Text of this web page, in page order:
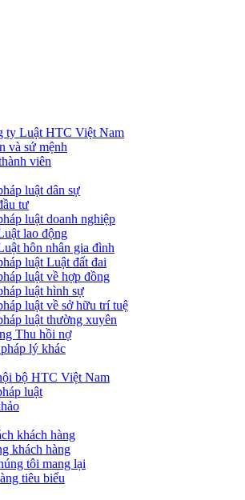
ty Luật HTC Việt Nam
và sứ mệnh
viên
luật dân sự
tư
luật doanh nghiệp
lao động
hôn nhân gia đình
luật Luật đất đai
luật về hợp đồng
luật hình sự
luật về sở hữu trí tuệ
luật thường xuyên
Thu hồi nợ
lý khác
bộ HTC Việt Nam
luật
khách hàng
khách hàng
tôi mang lại
tiêu biểu